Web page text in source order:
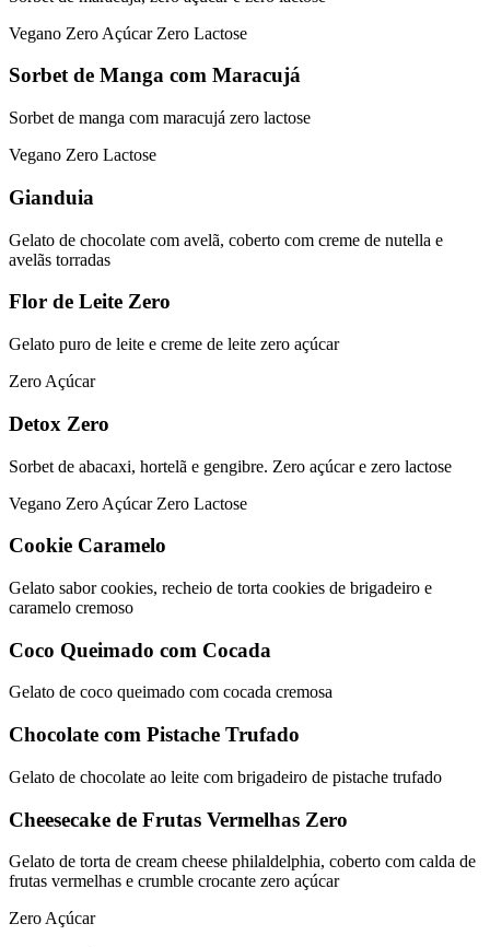
Vegano Zero Açúcar Zero Lactose
Sorbet de Manga com Maracujá
Sorbet de manga com maracujá zero lactose
Vegano Zero Lactose
Gianduia
Gelato de chocolate com avelã, coberto com creme de nutella e
avelãs torradas
Flor de Leite Zero
Gelato puro de leite e creme de leite zero açúcar
Zero Açúcar
Detox Zero
Sorbet de abacaxi, hortelã e gengibre. Zero açúcar e zero lactose
Vegano Zero Açúcar Zero Lactose
Cookie Caramelo
Gelato sabor cookies, recheio de torta cookies de brigadeiro e
caramelo cremoso
Coco Queimado com Cocada
Gelato de coco queimado com cocada cremosa
Chocolate com Pistache Trufado
Gelato de chocolate ao leite com brigadeiro de pistache trufado
Cheesecake de Frutas Vermelhas Zero
Gelato de torta de cream cheese philaldelphia, coberto com calda de
frutas vermelhas e crumble crocante zero açúcar
Zero Açúcar